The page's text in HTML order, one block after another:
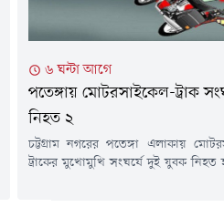
৬ ঘন্টা আগে
পতেঙ্গায় মোটরসাইকেল-ট্রাক
নিহত ২
চট্টগ্রাম নগরের পতেঙ্গা এলাকায়
ট্রাকের মুখোমুখি সংঘর্ষে দুই যুবক নিহত